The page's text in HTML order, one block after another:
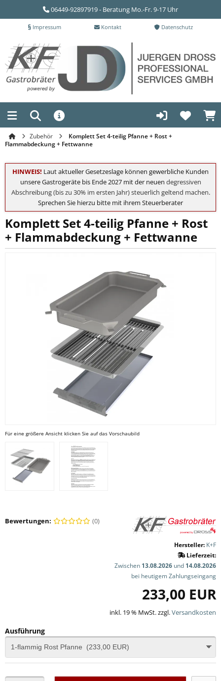
06449-92897919 - Beratung Mo.-Fr. 9-17 Uhr
Impressum Kontakt Datenschutz
Zubehör
Komplett Set 4-teilig Pfanne + Rost +
Flammabdeckung + Fettwanne
HINWEIS! Laut aktueller Gesetzeslage können gewerbliche Kunden
unsere Gastrogeräte bis Ende 2027 mit der neuen degressiven
Abschreibung (bis zu 30% im ersten Jahr) steuerlich geltend machen.
Sprechen Sie hierzu bitte mit ihrem Steuerberater
Komplett Set 4-teilig Pfanne + Rost
+ Flammabdeckung + Fettwanne
Für eine größere Ansicht klicken Sie auf das Vorschaubild
Bewertungen: (0)
Hersteller: K+F
Lieferzeit:
Zwischen 13.08.2026 und 14.08.2026
bei heutigem Zahlungseingang
233,00 EUR
inkl. 19 % MwSt. zzgl.Versandkosten
Ausführung